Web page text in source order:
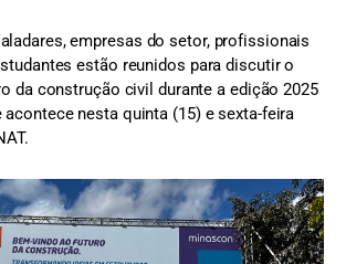
empresas do setor, profissionais
estão reunidos para discutir o
da construção civil durante a edição 2025
acontece nesta quinta (15) e sexta-feira